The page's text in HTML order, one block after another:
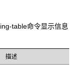
table命令显示信息
描述